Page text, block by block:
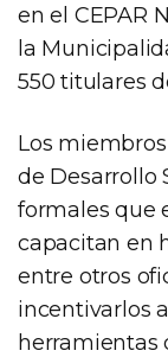
en el CEPAR
la
550 titulares
Los
de Desarrollo
formales que
capacitan en
entre otros
incentivarlos
herramientas